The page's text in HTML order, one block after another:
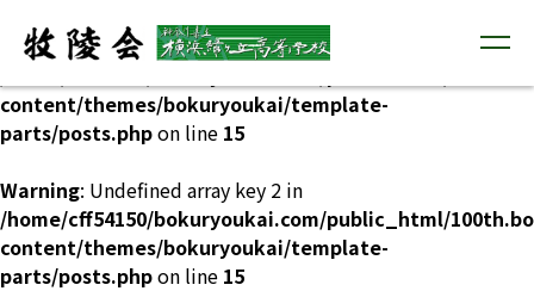
Warning: Undefined array key 1 in
content/themes/bokuryoukai/template-
parts/posts.phpon line 15
Warning: Undefined array key 2 in
/home/cff54150/bokuryoukai.com/public_html/
content/themes/bokuryoukai/template-
parts/posts.phpon line 15